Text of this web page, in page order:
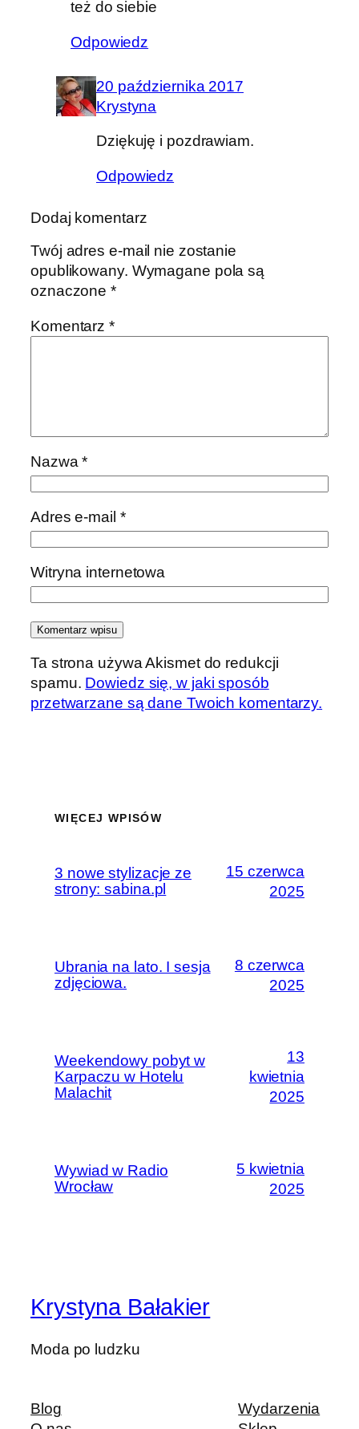
też do siebie
Odpowiedz
20 października 2017
Krystyna
Dziękuję i pozdrawiam.
Odpowiedz
Dodaj komentarz
Twój adres e-mail nie zostanie
opublikowany. Wymagane pola są
oznaczone*
Komentarz*
Nazwa*
Adres e-mail *
Witryna internetowa
Ta strona używa Akismet do redukcji
spamu. Dowiedz się, w jaki sposób
przetwarzane są dane Twoich komentarzy.
WIĘCEJ WPISÓW
3 nowe stylizacje ze
strony: sabina.pl
15 czerwca
2025
Ubrania na lato. I sesja
zdjęciowa.
8 czerwca
2025
Weekendowy pobyt w
Karpaczu w Hotelu
Malachit
13
kwietnia
2025
Wywiad w Radio
Wrocław
5 kwietnia
2025
Krystyna Bałakier
Moda po ludzku
Blog
Wydarzenia